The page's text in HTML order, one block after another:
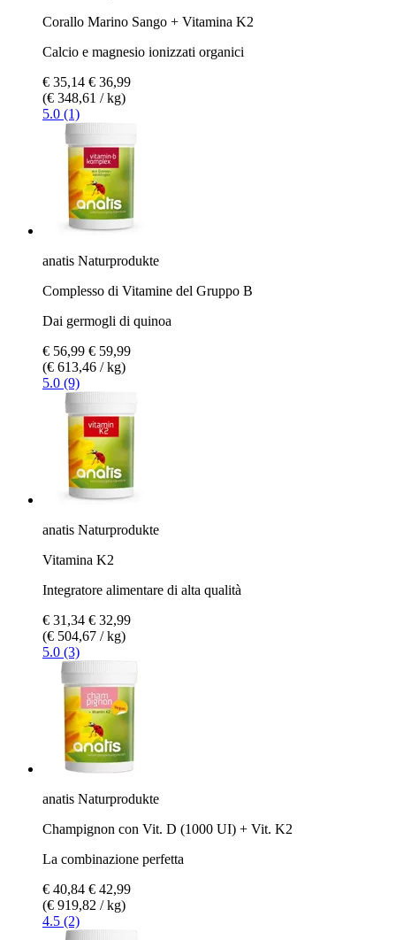
Corallo Marino Sango + Vitamina K2
Calcio e magnesio ionizzati organici
€ 35,14 € 36,99
(€ 348,61 / kg)
5.0 (1)
anatis Naturprodukte
Complesso di Vitamine del Gruppo B
Dai germogli di quinoa
€ 56,99 € 59,99
(€ 613,46 / kg)
5.0 (9)
anatis Naturprodukte
Vitamina K2
Integratore alimentare di alta qualità
€ 31,34 € 32,99
(€ 504,67 / kg)
5.0 (3)
anatis Naturprodukte
Champignon con Vit. D (1000 UI) + Vit. K2
La combinazione perfetta
€ 40,84 € 42,99
(€ 919,82 / kg)
4.5 (2)